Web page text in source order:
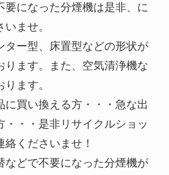
要になった分煙機は是非、に
ませ。
ター型、床置型などの形状が
ります。また、空気清浄機な
ます。
に買い換える方・・・急な出
・・・是非リサイクルショッ
くださいませ！
などで不要になった分煙機が